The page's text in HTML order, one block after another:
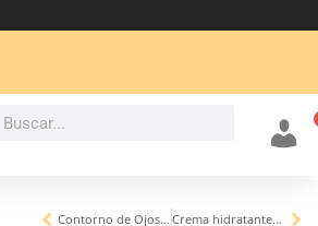
Mi
Contorno de Ojos bolsas y ojeras Crema hidratante Nutritive Piel Seca y Deshidratada